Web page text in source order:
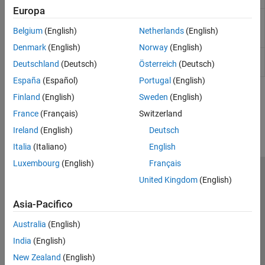
ac0Reader
Converts AC analysis simulation results
Synopsysto CSV file orMATLAB
visualization and analysis(Since R2024b)
How useful was this information?
Europa
Belgium (English)
Denmark (English)
Deutschland (Deutsch)
España (Español)
Finland (English)
France (Français)
Ireland (English)
Italia (Italiano)
Luxembourg (English)
Netherlands(English)
Norway(English)
Österreich (Deutsch)
Portugal (English)
Sweden (English)
Switzerland
Deutsch
English
Français
United Kingdom(English)
Asia-Pacifico
Australia (English)
India (English)
New Zealand (English)
Informativa sulla privacy
© 1994-2026 The MathWorks, Inc.